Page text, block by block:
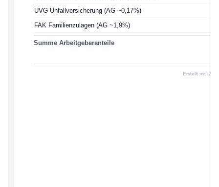
UVG Unfallversicherung (AG ~0,17%)
FAK Familienzulagen (AG ~1,9%)
Summe Arbeitgeberanteile
Erstellt mit